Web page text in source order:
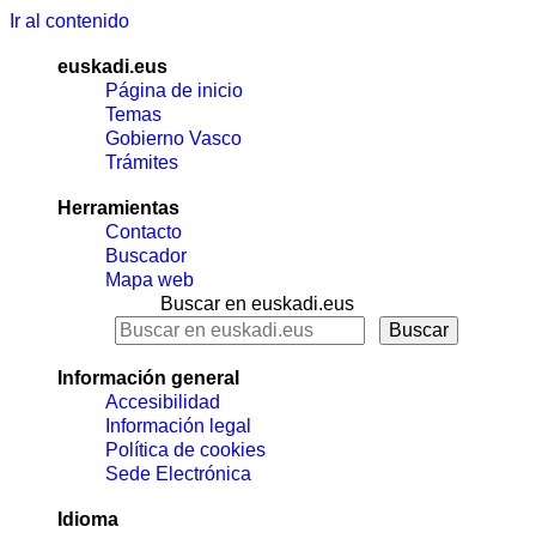
Ir al contenido
euskadi.eus
Página de inicio
Temas
Gobierno Vasco
Trámites
Herramientas
Contacto
Buscador
Mapa web
Buscar en euskadi.eus
Información general
Accesibilidad
Información legal
Política de cookies
Sede Electrónica
Idioma